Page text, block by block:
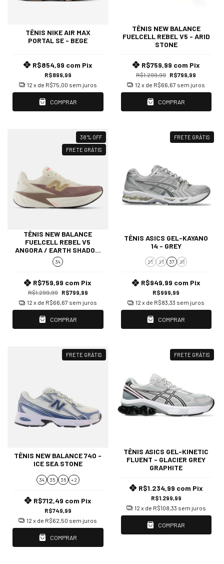
TÊNIS NIKE AIR MAX
PORTAL SE - BEGE
R$899,99
R$854,99 com Pix
12 x de R$75,00 sem juros
COMPRAR
TÊNIS NEW BALANCE
FUELCELL REBEL V5 - ARID
STONE
R$1.299,99 R$799,99
R$759,99 com Pix
12 x de R$66,67 sem juros
COMPRAR
38% OFF
FRETE GRÁTIS
TÊNIS NEW BALANCE
FUELCELL REBEL V5
ANGORA / EARTH SHADOW
AND SEA SALT
34
R$1.299,99 R$799,99
R$759,99 com Pix
12 x de R$66,67 sem juros
COMPRAR
FRETE GRÁTIS
TÊNIS ASICS GEL-KAYANO
14 - GREY
35 36 37 38
R$999,99
R$949,99 com Pix
12 x de R$83,33 sem juros
COMPRAR
FRETE GRÁTIS
TÊNIS NEW BALANCE 740 -
ICE SEA STONE
34 35 36 + 2
R$749,99
R$712,49 com Pix
12 x de R$62,50 sem juros
COMPRAR
FRETE GRÁTIS
TÊNIS ASICS GEL-KINETIC
FLUENT - GLACIER GREY
GRAPHITE
R$1.299,99
R$1.234,99 com Pix
12 x de R$108,33 sem juros
COMPRAR